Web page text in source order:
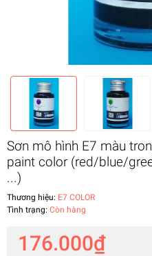
Sơn mô hình E7 màu
paint color (red/blue/
...)
Thương hiệu: E7 COLOR
Tình trạng: Còn hàng
176.000₫